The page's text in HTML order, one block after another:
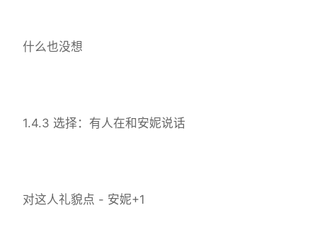
什么也没想
1.4.3 选择：有人在和安妮说话
对这人礼貌点 - 安妮+1